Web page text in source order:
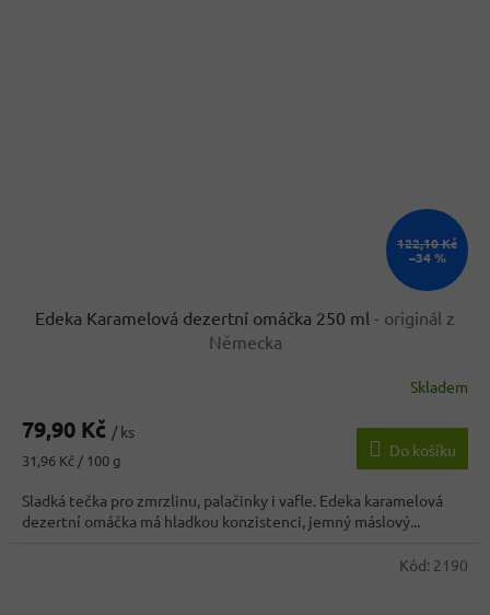
122,10 Kč
–34 %
Edeka Karamelová dezertní omáčka 250 ml - originál z
Německa
Skladem
79,90 Kč / ks
Měrná
31,96 Kč / 100 g
Do košíku
Sladká tečka pro zmrzlinu, palačinky i vafle. Edeka karamelová
dezertní omáčka má hladkou konzistenci, jemný máslový...
Kód: 2190